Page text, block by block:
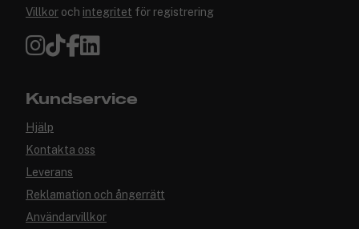
Villkor och integritet för registrering
Kundservice
Hjälp
Kontakta oss
Leverans
Reklamation och ångerrätt
Användarvillkor